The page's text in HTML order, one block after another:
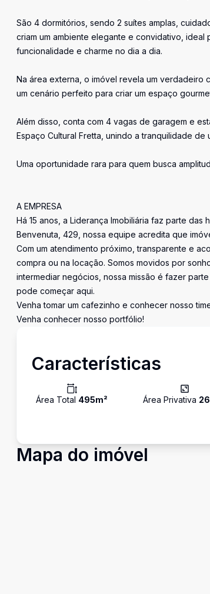
São 4 dormitórios, sendo 2 suítes amplas,
criam um ambiente elegante e convidativo, ideal
funcionalidade e charme no dia a dia.
Na área externa, o imóvel revela um verdadeiro
um cenário perfeito para criar um espaço
Além disso, conta com 4 vagas de garagem e
Espaço Cultural Fretta, unindo a tranquilidade
Uma oportunidade rara para quem busca
A EMPRESA
Há 15 anos, a Liderança Imobiliária faz parte
Benvenuta, 429, nossa equipe acredita que
Com um atendimento próximo, transparente e
compra ou na locação. Somos movidos por
intermediar negócios, nossa missão é fazer
pode começar aqui.
Venha tomar um cafezinho e conhecer nosso
Venha conhecer nosso portfólio!
Características
Área Total 495m² Área Privativa
Mapa do imóvel